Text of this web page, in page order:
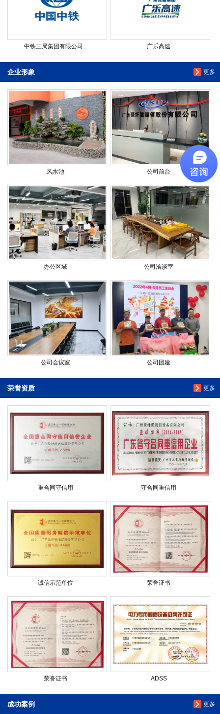
中铁三局集团有限公司... 广乐高速
更多
企业形象
风水池 公司前台
办公区域 公司洽谈室
公司会议室 公司团建
更多
荣誉资质
重合同守信用 守合同重信用
诚信示范单位 荣誉证书
荣誉证书 ADSS
更多
成功案例